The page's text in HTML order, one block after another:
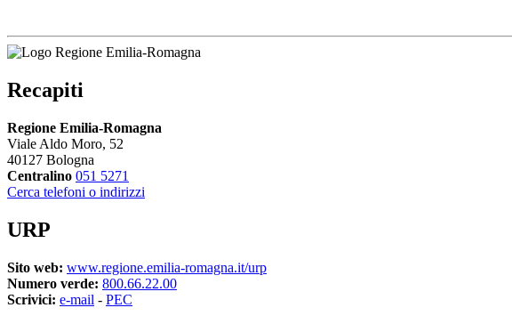
Recapiti
Regione Emilia-Romagna
Viale Aldo Moro, 52
40127 Bologna
Centralino 051 5271
Cerca telefoni o indirizzi
URP
Sito web: www.regione.emilia-romagna.it/urp
Numero verde: 800.66.22.00
Scrivici: e-mail - PEC